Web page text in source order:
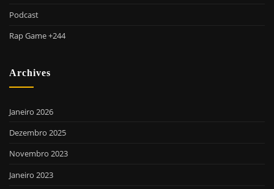
Podcast
Rap Game +244
Archives
Janeiro 2026
Dezembro 2025
Novembro 2023
Janeiro 2023